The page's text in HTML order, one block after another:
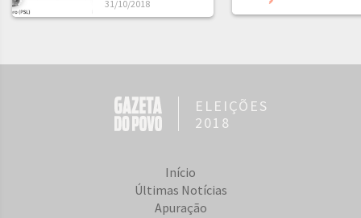
31/10/2018
ELEIÇÕES
2018
Início
Últimas Notícias
Apuração